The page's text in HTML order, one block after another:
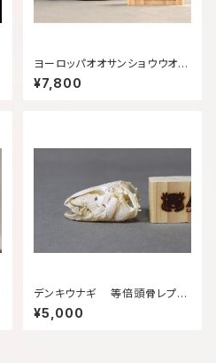
ヨーロッパオオサンショウウオの
化石 縮小レリーフ
¥7,800
デンキウナギ 等倍頭骨レプリ
カ
¥5,000